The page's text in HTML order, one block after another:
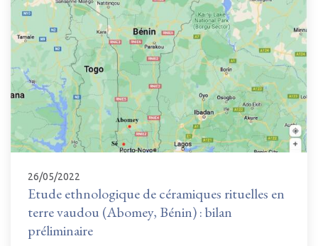
26/05/2022
Etude ethnologique de céramiques rituelles en
terre vaudou (Abomey, Bénin) : bilan
préliminaire